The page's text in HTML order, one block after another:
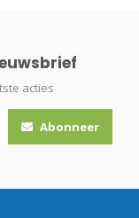
acties
Abonneer